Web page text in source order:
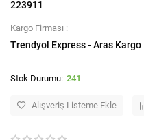
223911
Kargo Firması :
Trendyol Express - Aras Kargo
241
Alışveriş Listeme Ekle